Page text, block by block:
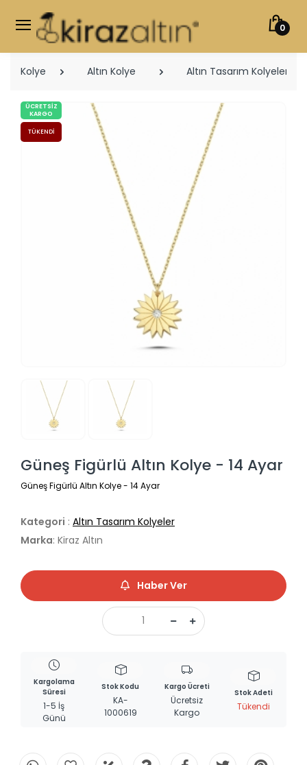
0
Kolye Altın Kolye Altın Tasarım Kolyeler
ÜCRETSIZ
KARGO
TÜKENDI
Güneş Figürlü Altın Kolye - 14 Ayar
Güneş Figürlü Altın Kolye - 14 Ayar
Kategori : Altın Tasarım Kolyeler
Marka: Kiraz Altın
Haber Ver
Kargolama
Süresi
1-5 İş
Günü
Stok Kodu
KA-
1000619
Kargo Ücreti
Ücretsiz
Kargo
Stok Adeti
Tükendi